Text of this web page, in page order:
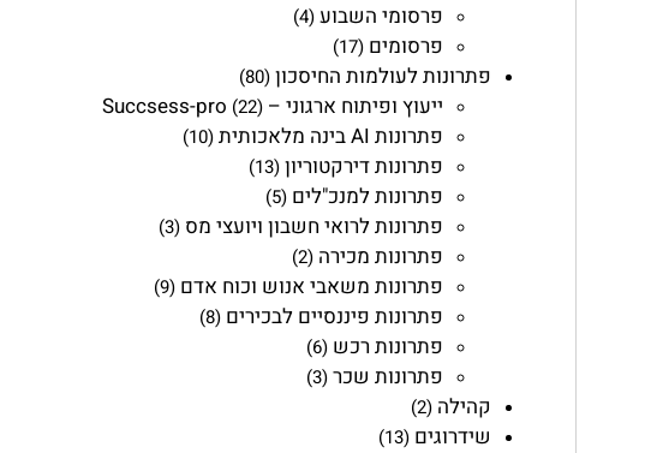
פרסומי השבוע(4)
פרסומים (17)
פתרונות לעולמות החיסכון(80)
ייעוץ ופיתוח ארגוני – Succsess-pro (22)
פתרונות AI בינה מלאכותית (10)
פתרונות דירקטוריון(13)
פתרונות למנכ"לים (5)
פתרונות לרואי חשבון ויועצי מס (3)
פתרונות מכירה (2)
פתרונות משאבי אנוש וכוח אדם (9)
פתרונות פיננסיים לבכירים (8)
פתרונות רכש (6)
פתרונות שכר(3)
קהילה (2)
שידרוגים (13)